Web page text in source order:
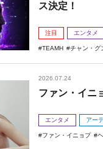
ス決定！
注目 エンタメ
TEAMH チャン・グ
2026.07.24
ファン・イニ
エンタメ アー
ファン・イニョプ